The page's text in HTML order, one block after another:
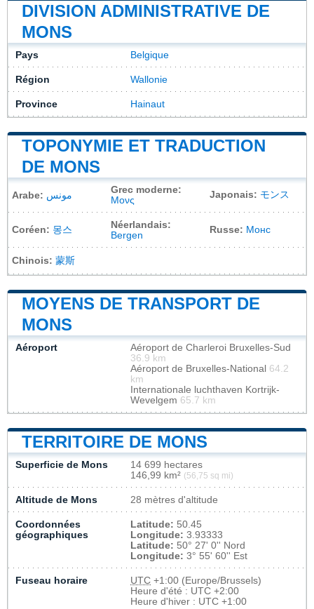
DIVISION ADMINISTRATIVE DE
MONS
Pays Belgique
Région Wallonie
Province Hainaut
TOPONYMIE ET TRADUCTION
DE MONS
Arabe: مونس
Grec moderne:
Μονς
Japonais: モンス
Coréen: 몽스
Néerlandais:
Bergen
Russe: Монс
Chinois: 蒙斯
MOYENS DE TRANSPORT DE
MONS
Aéroport
Aéroport de Charleroi Bruxelles-Sud
36.9 km
Aéroport de Bruxelles-National 64.2
km
Internationale luchthaven Kortrijk-
Wevelgem 65.7 km
TERRITOIRE DE MONS
Superficie de Mons
14 699 hectares
146,99 km² (56,75 sq mi)
Altitude de Mons 28 mètres d'altitude
Coordonnées
géographiques
Latitude: 50.45
Longitude: 3.93333
Latitude: 50° 27' 0'' Nord
Longitude: 3° 55' 60'' Est
Fuseau horaire UTC +1:00 (Europe/Brussels)
Heure d'été : UTC +2:00
Heure d'hiver : UTC +1:00